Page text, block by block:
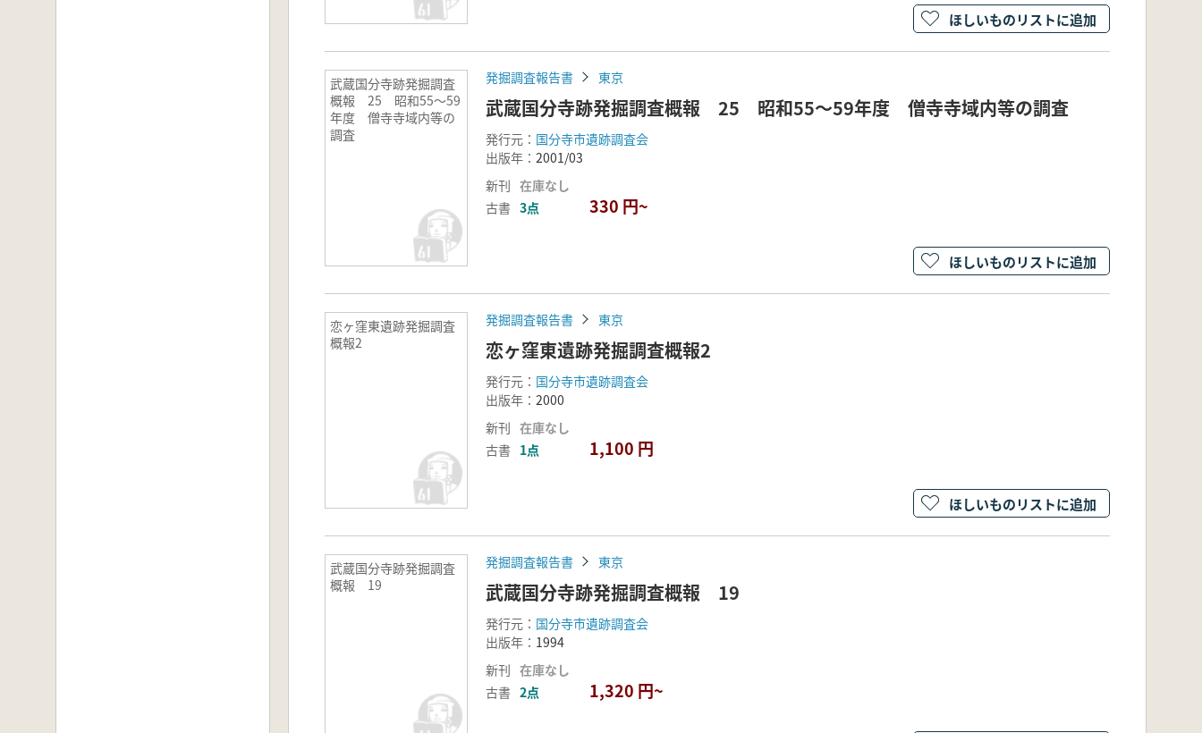
ほしいものリストに追加
武蔵国分寺跡発掘調査
概報 25 昭和55～59
年度 僧寺寺域内等の
調査
発掘調査報告書 東京
武蔵国分寺跡発掘調査概報 25 昭和55～59年度 僧寺寺域内等の調査
発行元： 国分寺市遺跡調査会
出版年： 2001/03
新刊 在庫なし
古書 3点 330 円~
ほしいものリストに追加
恋ヶ窪東遺跡発掘調査
概報2
発掘調査報告書 東京
恋ヶ窪東遺跡発掘調査概報2
発行元： 国分寺市遺跡調査会
出版年： 2000
新刊 在庫なし
古書 1点 1,100 円
ほしいものリストに追加
武蔵国分寺跡発掘調査
概報 19
発掘調査報告書 東京
武蔵国分寺跡発掘調査概報 19
発行元： 国分寺市遺跡調査会
出版年： 1994
新刊 在庫なし
古書 2点 1,320 円~